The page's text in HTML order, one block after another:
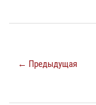
← Предыдущая